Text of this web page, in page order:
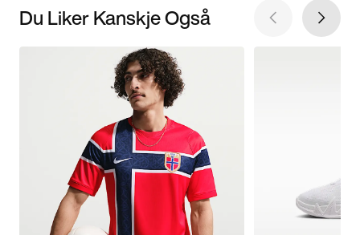
Du Liker Kanskje Også